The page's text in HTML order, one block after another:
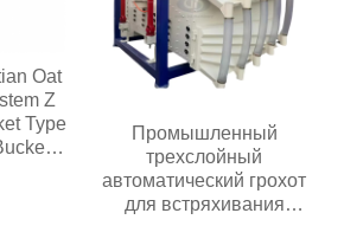
Oat
Z
Type
Промышленный
трехслойный
автоматический грохот
для встряхивания